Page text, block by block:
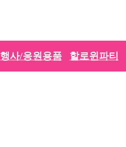
행사/응원용품 할로윈파티